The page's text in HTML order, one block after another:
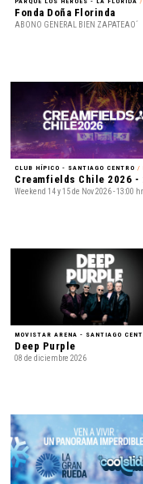
Fonda Doña Florinda
ABONO GENERAL BIEN ZAPATEAO´
CLUB HÍPICO - SANTIAGO CENTRO /
Weekend 14 y 15 de Nov 2026 - 13:00
MOVISTAR ARENA - SANTIAGO
Deep Purple
08 de diciembre 2026